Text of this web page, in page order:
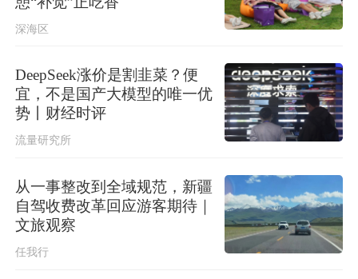
中国第16次北冰洋考察队“雪龙2”号开
深海区
DeepSeek涨价是割韭菜？便
宜，不是国产大模型的唯一优
势丨财经时评
流量研究所
从一事整改到全域规范，新疆
自驾收费改革回应游客期待｜
文旅观察
任我行